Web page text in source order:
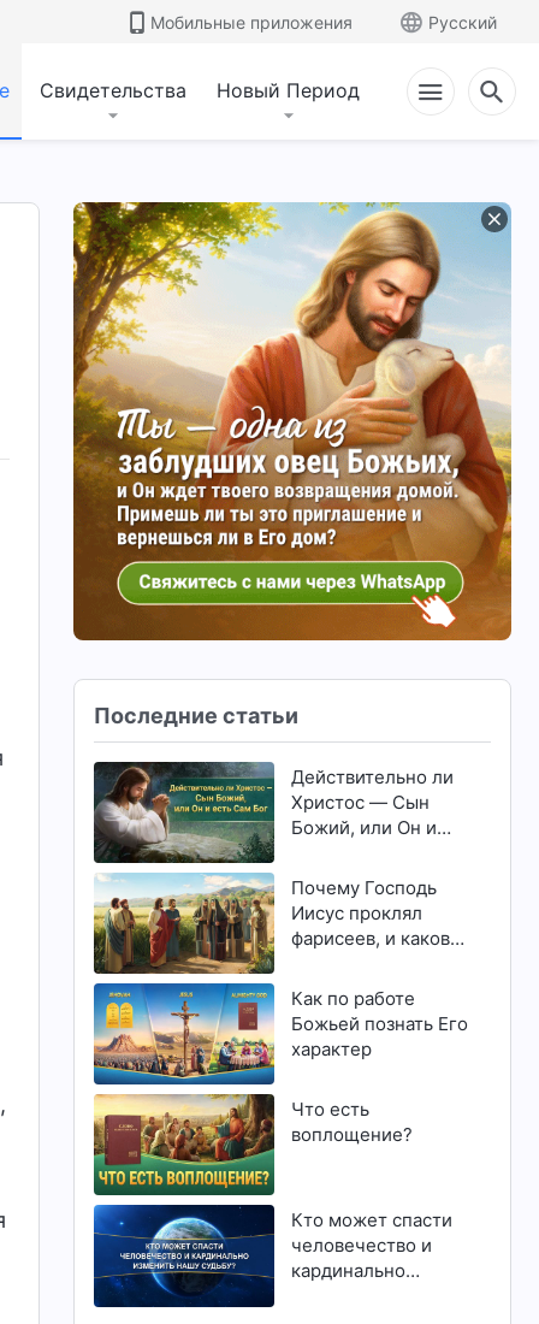
Мобильные приложения Русский
Свидетельства Новый Период
Последние статьи
Действительно ли
Христос — Сын
Божий, или Он и
Почему Господь
Иисус проклял
фарисеев, и какова
Как по работе
Божьей познать Его
характер
Что есть
воплощение?
Кто может спасти
человечество и
кардинально